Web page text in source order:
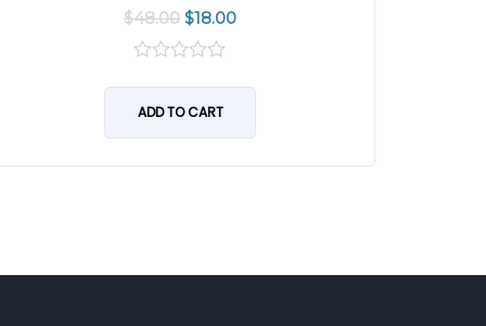
$48.00 $18.00
of
ADD TO CART